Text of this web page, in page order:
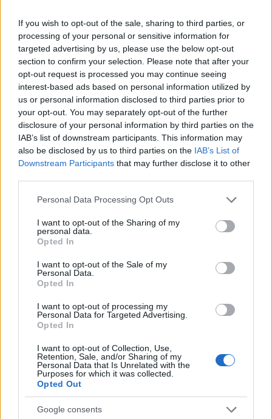
If you wish to opt-out of the sale, sharing to third parties, or
processing of your personal or sensitive information for
targeted advertising by us, please use the below opt-out
section to confirm your selection. Please note that after your
opt-out request is processed you may continue seeing
interest-based ads based on personal information utilized by
us or personal information disclosed to third parties prior to
your opt-out. You may separately opt-out of the further
disclosure of your personal information by third parties on the
IAB’s list of downstream participants. This information may
also be disclosed by us to third parties on the IAB’s List of
Downstream Participants that may further disclose it to other
Please note that this website/app uses one or more Google
not limited to your visit or usage behaviour. You may click to
grant or deny consent to Google and its third-party tags to
use your data for below specified purposes in below Google
consent section.
Personal Data Processing Opt Outs
I want to opt-out of the Sharing of my
personal data.
Opted In
I want to opt-out of the Sale of my
Personal Data.
Opted In
I want to opt-out of processing my
Personal Data for Targeted Advertising.
Opted In
I want to opt-out of Collection, Use,
Retention, Sale, and/or Sharing of my
Personal Data that Is Unrelated with the
Purposes for which it was collected.
Opted Out
Google consents
αποτελεσματικά, αλλά αν ταυτόχρονα
συμβάλλουν και σε άλλες διαδικασίες και έχουν
ισχυρές παρενέργειες στον άνθρωπο, μπορεί να
μην κυκλοφορήσουν αυτές οι θεραπείες. Γι’
αυτό υπάρχουν αυτά τα στάδια των ερευνών για
να είμαστε ασφαλείς. Εάν το φάρμακο αυτό
δηλαδή αποδειχθεί μεν αποτελεσματικό, αλλά
έχει ισχυρές παρενέργειες δεν θα πάρει τελικά
έγκριση”, εξηγεί ο Ευάγγελος Φιλόπουλος και
“Συχνά βγαίνουν παρόμοιες ανακοινώσεις που
είναι και θριαμβευτικές και δίνονται πρόωρα
ενθαρρυντικά αποτελέσματα στη δημοσιότητα κι
επενδυτές ώστε να υπάρχουν χρήματα να
ολοκληρωθεί η έρευνα. Μακάρι, όμως, να μην
ισχύει αυτό και να είναι πράγματι η θεραπεία που
περιμένουμε. Ας είμαστε αισιόδοξοι”, καταλήγει.
Της Γιάννας Σουλάκη / Πηγή: iatropedia.gr
ΔΙΑΦΗΜΙΣΗ